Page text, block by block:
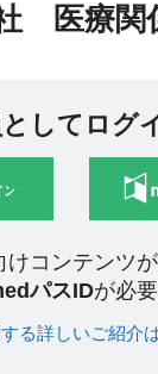
医療関
してログ
コンテンツ
パスIDが必
る詳しいご紹介